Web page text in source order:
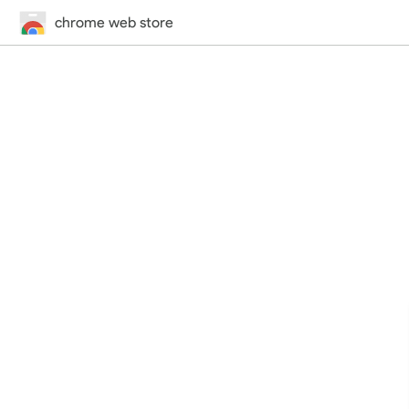
chrome web store